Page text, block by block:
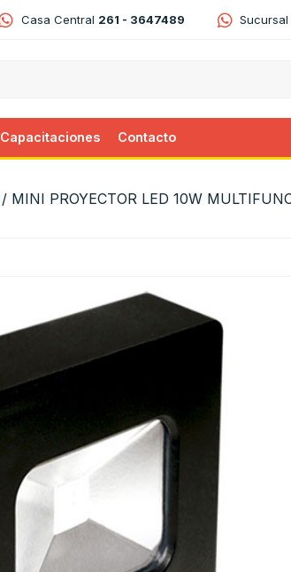
Casa Central 261 - 3647489 Sucursal
Capacitaciones Contacto
/ MINI PROYECTOR LED 10W